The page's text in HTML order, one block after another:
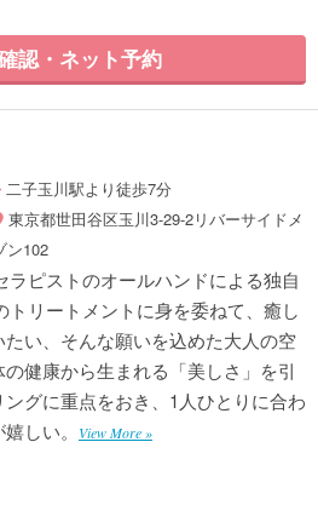
認・ネット予約
二子玉川駅より徒歩7分
東京都世田谷区玉川3-29-2リバーサイドメ
ン102
ラピストのオールハンドによる独自
トリートメントに身を委ねて、癒し
い、そんな願いを込めた大人の空
健康から生まれる「美しさ」を引
グに重点をおき、1人ひとりに合わ
しい。
View More »